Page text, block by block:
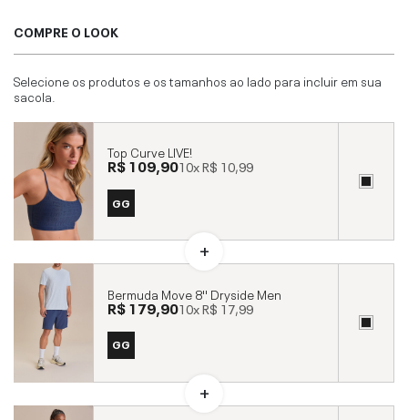
COMPRE O LOOK
Selecione os produtos e os tamanhos ao lado para incluir em sua
sacola.
Top Curve LIVE!
R$ 109,9010xR$ 10,99
GG
Bermuda Move 8'' Dryside Men
R$ 179,9010xR$ 17,99
GG